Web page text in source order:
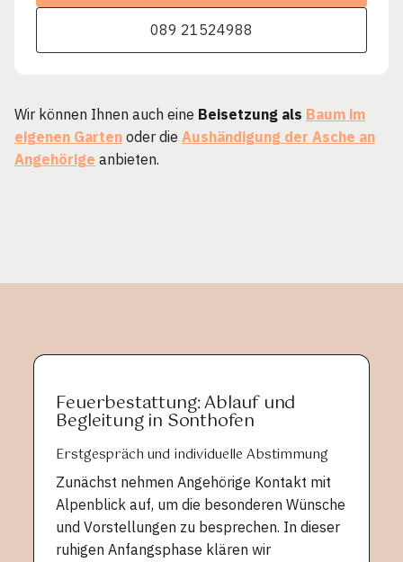
089 21524988
Wir können Ihnen auch eine Beisetzung als Baum im
eigenen Garten oder die Aushändigung der Asche an
Angehörige anbieten.
Feuerbestattung: Ablauf und
Begleitung in Sonthofen
Erstgespräch und individuelle Abstimmung
Zunächst nehmen Angehörige Kontakt mit
Alpenblick auf, um die besonderen Wünsche
und Vorstellungen zu besprechen. In dieser
ruhigen Anfangsphase klären wir